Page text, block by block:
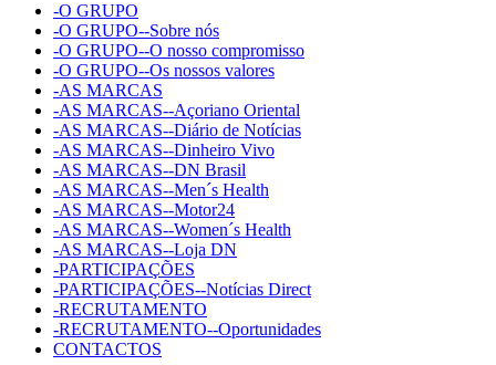
-O GRUPO
-O GRUPO--Sobre nós
-O GRUPO--O nosso compromisso
-O GRUPO--Os nossos valores
-AS MARCAS
-AS MARCAS--Açoriano Oriental
-AS MARCAS--Diário de Notícias
-AS MARCAS--Dinheiro Vivo
-AS MARCAS--DN Brasil
-AS MARCAS--Men´s Health
-AS MARCAS--Motor24
-AS MARCAS--Women´s Health
-AS MARCAS--Loja DN
-PARTICIPAÇÕES
-PARTICIPAÇÕES--Notícias Direct
-RECRUTAMENTO
-RECRUTAMENTO--Oportunidades
CONTACTOS